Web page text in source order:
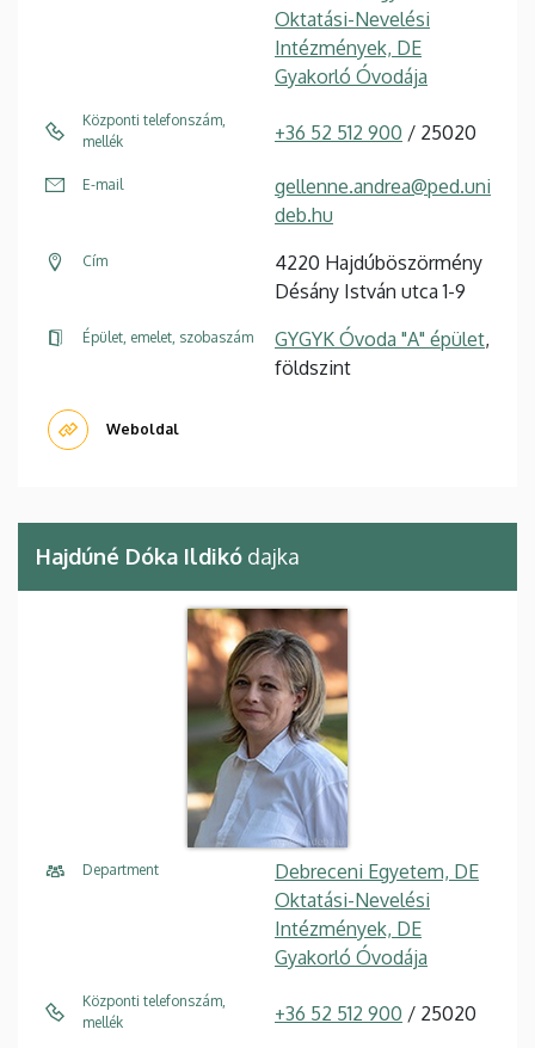
Oktatási-Nevelési
Intézmények, DE
Gyakorló Óvodája
Központi telefonszám,
mellék
+36 52 512 900 / 25020
E-mail
gellenne.andrea@ped.uni
deb.hu
Cím
4220 Hajdúböszörmény
Désány István utca 1-9
Épület, emelet, szobaszám GYGYK Óvoda "A" épület,
földszint
Weboldal
Hajdúné Dóka Ildikó dajka
Department
Debreceni Egyetem, DE
Oktatási-Nevelési
Intézmények, DE
Gyakorló Óvodája
Központi telefonszám,
mellék
+36 52 512 900 / 25020